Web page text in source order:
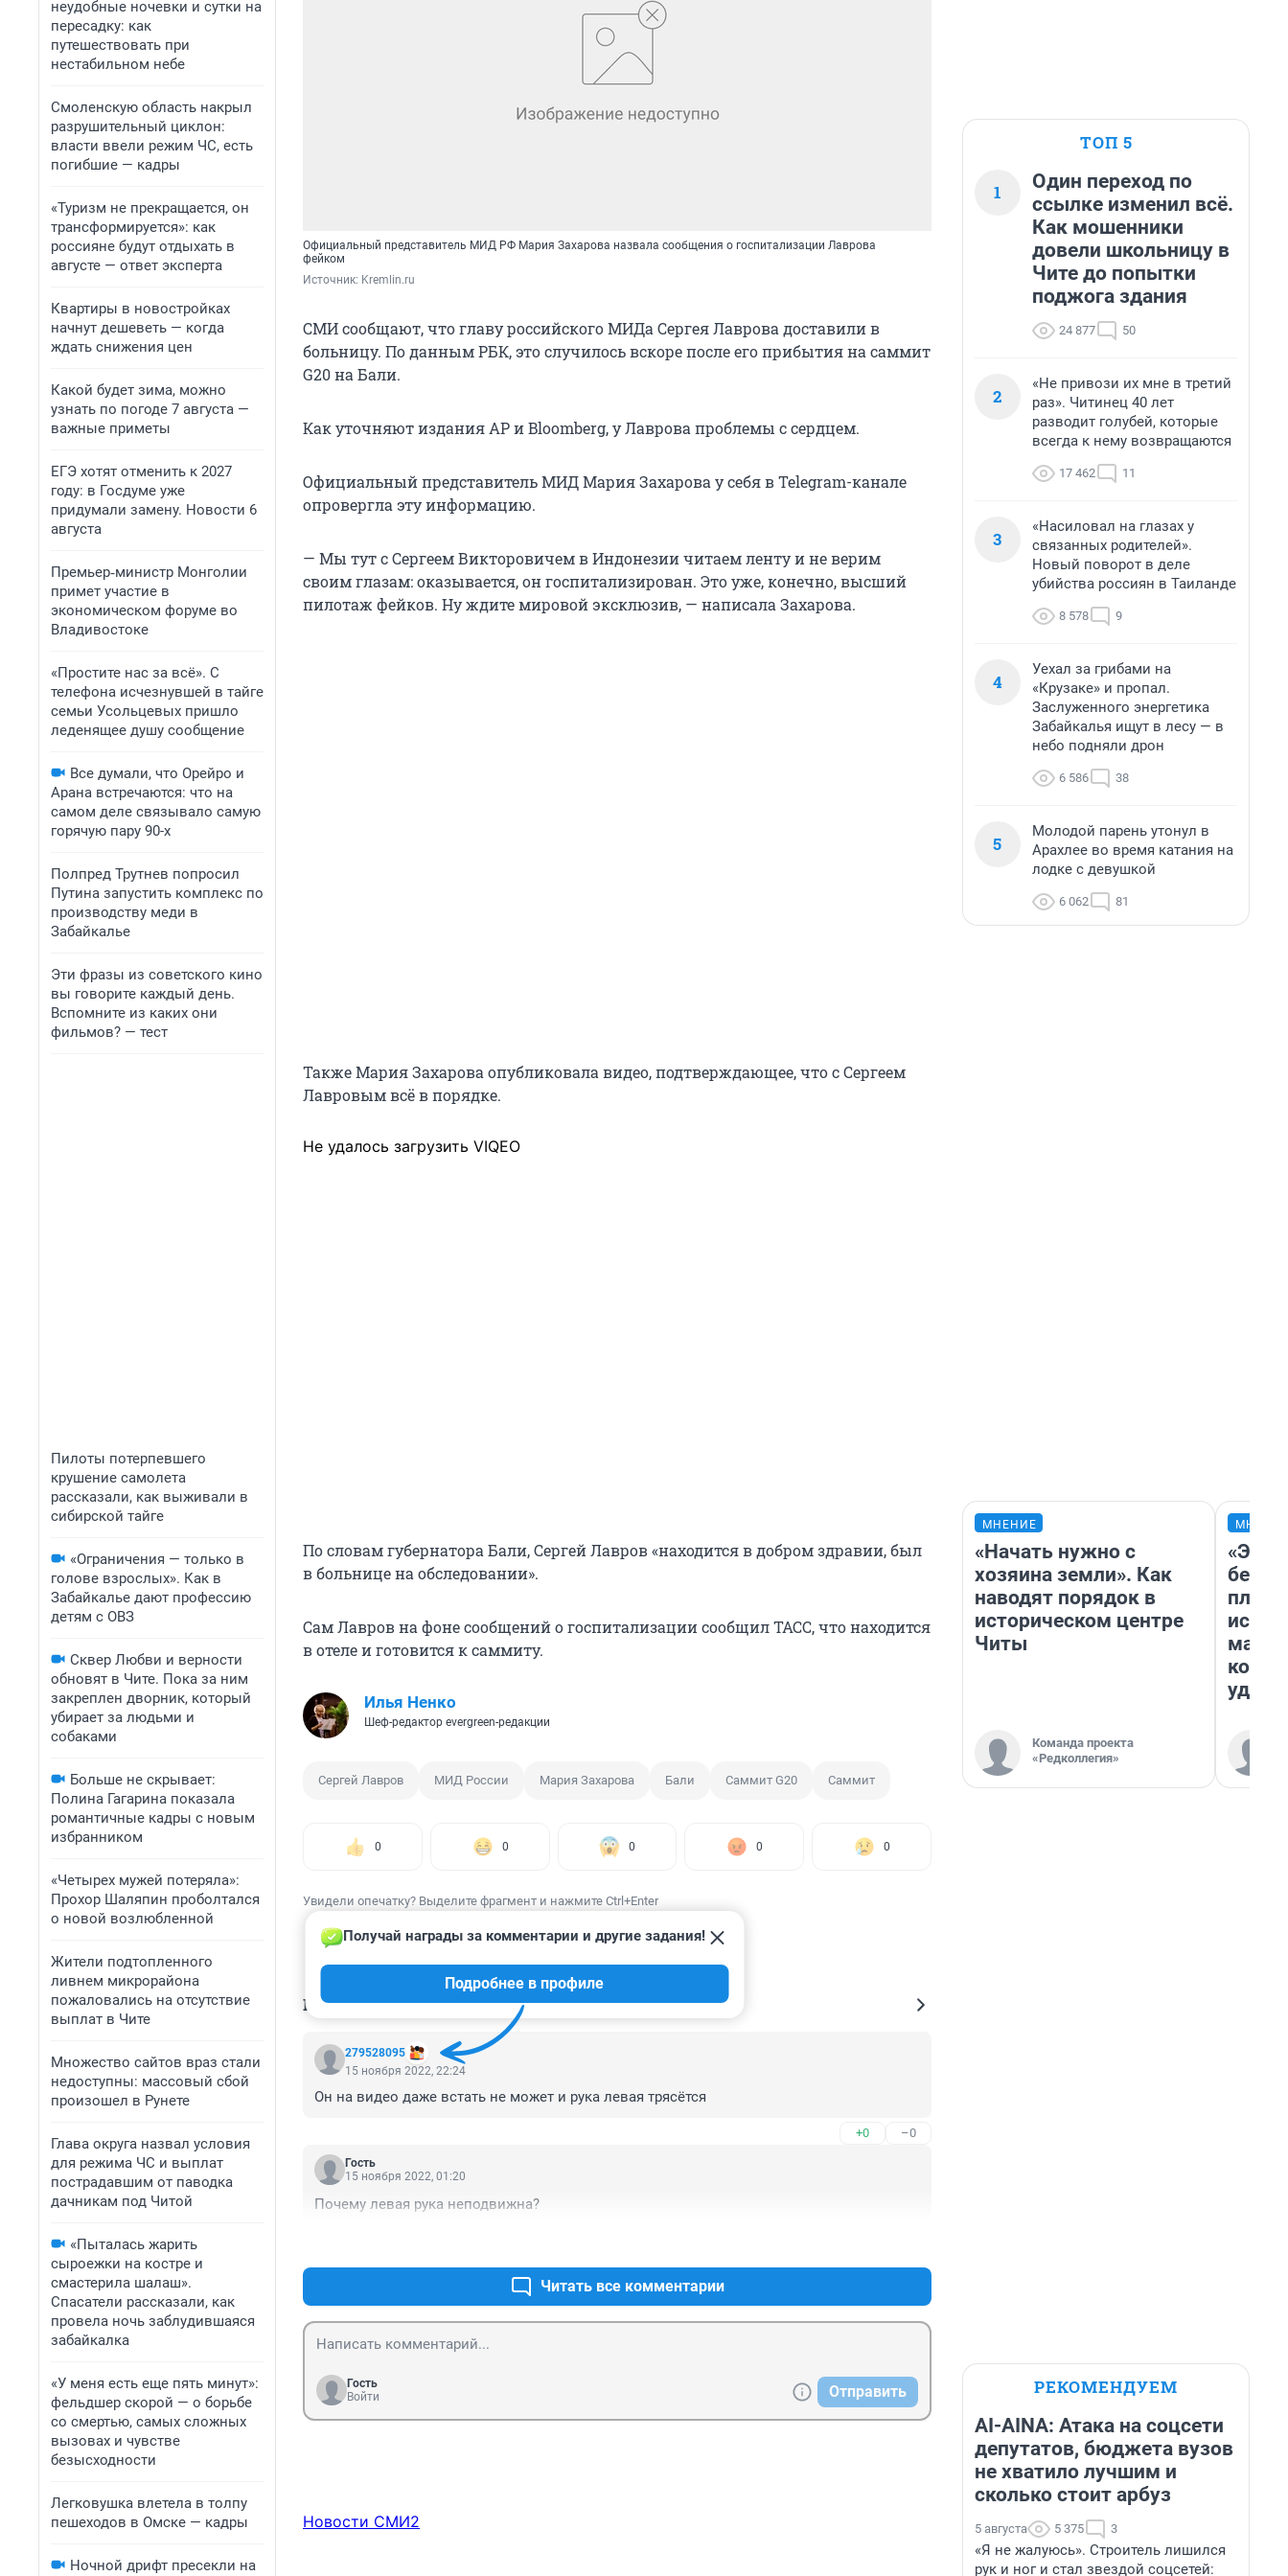
неудобные ночевки и сутки на
пересадку: как
путешествовать при
нестабильном небе
Смоленскую область накрыл
разрушительный циклон:
власти ввели режим ЧС, есть
погибшие — кадры
«Туризм не прекращается, он
трансформируется»: как
россияне будут отдыхать в
августе — ответ эксперта
Квартиры в новостройках
начнут дешеветь — когда
ждать снижения цен
Какой будет зима, можно
узнать по погоде 7 августа —
важные приметы
ЕГЭ хотят отменить к 2027
году: в Госдуме уже
придумали замену. Новости 6
августа
Премьер‑министр Монголии
примет участие в
экономическом форуме во
Владивостоке
«Простите нас за всё». С
телефона исчезнувшей в тайге
семьи Усольцевых пришло
леденящее душу сообщение
Все думали, что Орейро и
Арана встречаются: что на
самом деле связывало самую
горячую пару 90-х
Полпред Трутнев попросил
Путина запустить комплекс по
производству меди в
Забайкалье
Эти фразы из советского кино
вы говорите каждый день.
Вспомните из каких они
фильмов? — тест
Пилоты потерпевшего
крушение самолета
рассказали, как выживали в
сибирской тайге
«Ограничения — только в
голове взрослых». Как в
Забайкалье дают профессию
детям с ОВЗ
Сквер Любви и верности
обновят в Чите. Пока за ним
закреплен дворник, который
убирает за людьми и
собаками
Больше не скрывает:
Полина Гагарина показала
романтичные кадры с новым
избранником
«Четырех мужей потеряла»:
Прохор Шаляпин проболтался
о новой возлюбленной
Жители подтопленного
ливнем микрорайона
пожаловались на отсутствие
выплат в Чите
Множество сайтов враз стали
недоступны: массовый сбой
произошел в Рунете
Глава округа назвал условия
для режима ЧС и выплат
пострадавшим от паводка
дачникам под Читой
«Пыталась жарить
сыроежки на костре и
смастерила шалаш».
Спасатели рассказали, как
провела ночь заблудившаяся
забайкалка
«У меня есть еще пять минут»:
фельдшер скорой — о борьбе
со смертью, самых сложных
вызовах и чувстве
безысходности
Легковушка влетела в толпу
пешеходов в Омске — кадры
Ночной дрифт пресекли на
Официальный представитель МИД РФ Мария Захарова назвала сообщения о госпитализации Лаврова
фейком
Источник: Kremlin.ru
СМИ сообщают, что главу российского МИДа Сергея Лаврова доставили в
больницу. По данным РБК, это случилось вскоре после его прибытия на саммит
G20 на Бали.
Как уточняют издания AP и Bloomberg, у Лаврова проблемы с сердцем.
Официальный представитель МИД Мария Захарова у себя в Telegram-канале
опровергла эту информацию.
— Мы тут с Сергеем Викторовичем в Индонезии читаем ленту и не верим
своим глазам: оказывается, он госпитализирован. Это уже, конечно, высший
пилотаж фейков. Ну ждите мировой эксклюзив, — написала Захарова.
Также Мария Захарова опубликовала видео, подтверждающее, что с Сергеем
Лавровым всё в порядке.
Не удалось загрузить VIQEO
По словам губернатора Бали, Сергей Лавров «находится в добром здравии, был
в больнице на обследовании».
Сам Лавров на фоне сообщений о госпитализации сообщил ТАСС, что находится
в отеле и готовится к саммиту.
Илья Ненко
Шеф-редактор evergreen-редакции
Сергей Лавров МИД России Мария Захарова Бали Саммит G20 Саммит
0 0 0 0 0
Увидели опечатку? Выделите фрагмент и нажмите Ctrl+Enter
КОММЕНТАРИИ 22
279528095
Получай награды за комментарии и другие задания!
Подробнее в профиле
15 ноября 2022, 22:24
Он на видео даже встать не может и рука левая трясётся
+0 –0
Гость
15 ноября 2022, 01:20
Почему левая рука неподвижна?
Читать все комментарии
Гость
Войти
Отправить
Новости СМИ2
ТОП 5
1
Один переход по
ссылке изменил всё.
Как мошенники
довели школьницу в
Чите до попытки
поджога здания
24 877 50
2
«Не привози их мне в третий
раз». Читинец 40 лет
разводит голубей, которые
всегда к нему возвращаются
17 462 11
3
«Насиловал на глазах у
связанных родителей».
Новый поворот в деле
убийства россиян в Таиланде
8 578 9
4
Уехал за грибами на
«Крузаке» и пропал.
Заслуженного энергетика
Забайкалья ищут в лесу — в
небо подняли дрон
6 586 38
5
Молодой парень утонул в
Арахлее во время катания на
лодке с девушкой
6 062 81
МНЕНИЕ
«Начать нужно с
хозяина земли». Как
наводят порядок в
историческом центре
Читы
Команда проекта
«Редколлегия»
«Это
РЕКОМЕНДУЕМ
AI-AINA: Атака на соцсети
депутатов, бюджета вузов
не хватило лучшим и
сколько стоит арбуз
5 августа 5 375 3
«Я не жалуюсь». Строитель лишился
рук и ног и стал звездой соцсетей: